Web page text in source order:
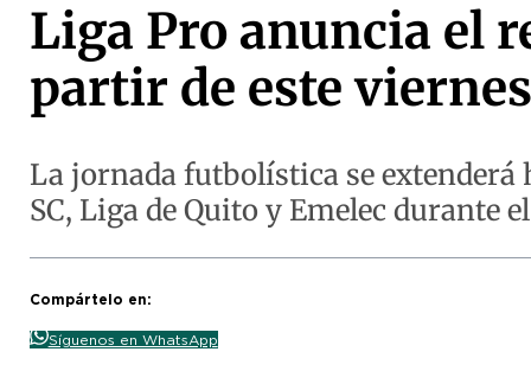
Liga Pro anuncia el
partir de este
La jornada futbolística se extenderá
SC, Liga de Quito y Emelec durante
Compártelo en:
Síguenos en WhatsApp